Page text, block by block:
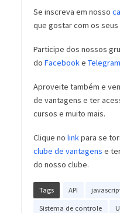
Se inscreva em nosso
que gostar com os seus
Participe dos nossos
do Facebooke Telegram
Aproveite também e
de vantagens e ter
cursos e muito mais.
Clique no linkpara se
clube de vantagens e
do nosso clube.
Tags API
Sistema de controle